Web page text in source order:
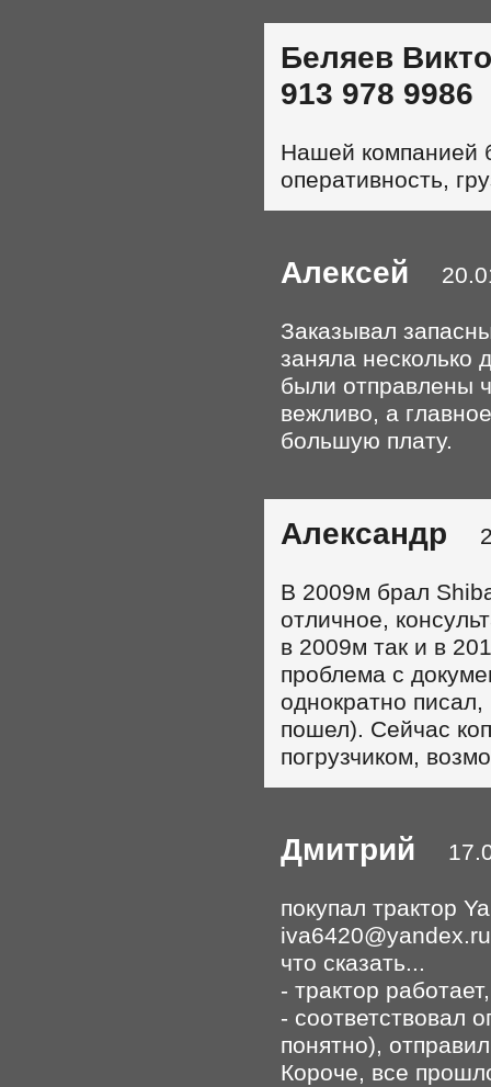
Беляев
913 978 9986
Нашей компанией
оперативность,
Алексей
Заказывал
заняла несколько
были отправлены
вежливо, а
большую плату.
Александр
В 2009м брал
отличное,
в 2009м так и в
проблема с
однократно
пошел). Сейчас
погрузчиком,
Дмитрий
покупал трактор
что сказать...
- трактор
- соответствовал
понятно),
Короче, все